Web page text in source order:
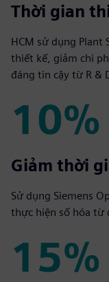
50%
Thời gian
HCM sử dụng Plant
thiết kế, giảm chi
đáng tin cậy từ R &
10%
10%
Giảm thời
Sử dụng Siemens
thực hiện số hóa từ
15%